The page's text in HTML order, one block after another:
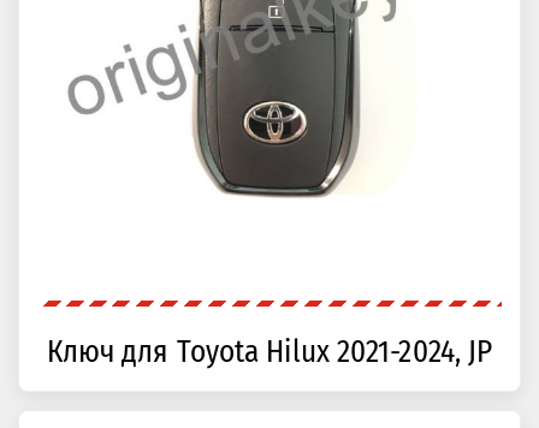
Ключ для Toyota Hilux 2021-2024, JP